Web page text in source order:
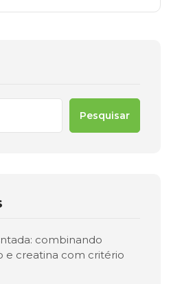
Pesquisar
combinando
e creatina com critério